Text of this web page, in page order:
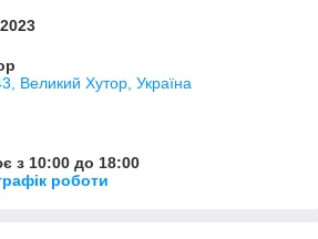
Великий Хутор, Україна
з 10:00 до 18:00
роботи